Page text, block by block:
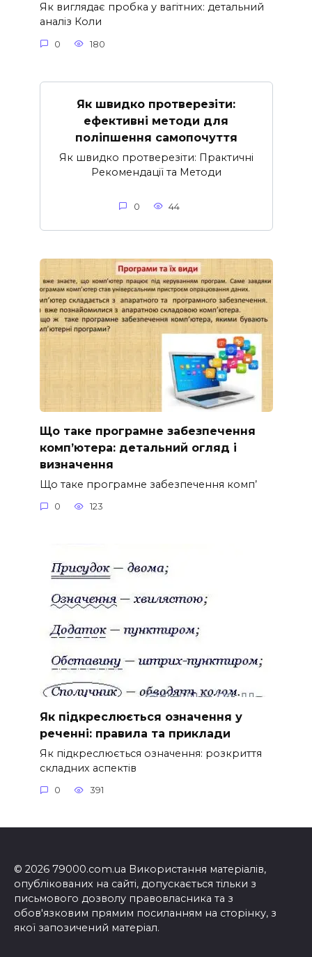
Як виглядає пробка у вагітних: детальний
аналіз Коли
0 180
Як швидко протверезіти:
ефективні методи для
поліпшення самопочуття
Як швидко протверезіти: Практичні
Рекомендації та Методи
0 44
Що таке програмне забезпечення
комп’ютера: детальний огляд і
визначення
Що таке програмне забезпечення комп’
0 123
Як підкреслюється означення у
реченні: правила та приклади
Як підкреслюється означення: розкриття
складних аспектів
0 391
© 2026 79000.com.ua Використання матеріалів,
опублікованих на сайті, допускається тільки з
письмового дозволу правовласника та з
обов'язковим прямим посиланням на сторінку, з
якої запозичений матеріал.